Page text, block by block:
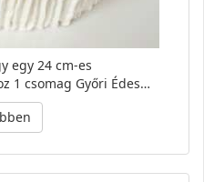
egy 24 cm-es
1 csomag Győri Édes…